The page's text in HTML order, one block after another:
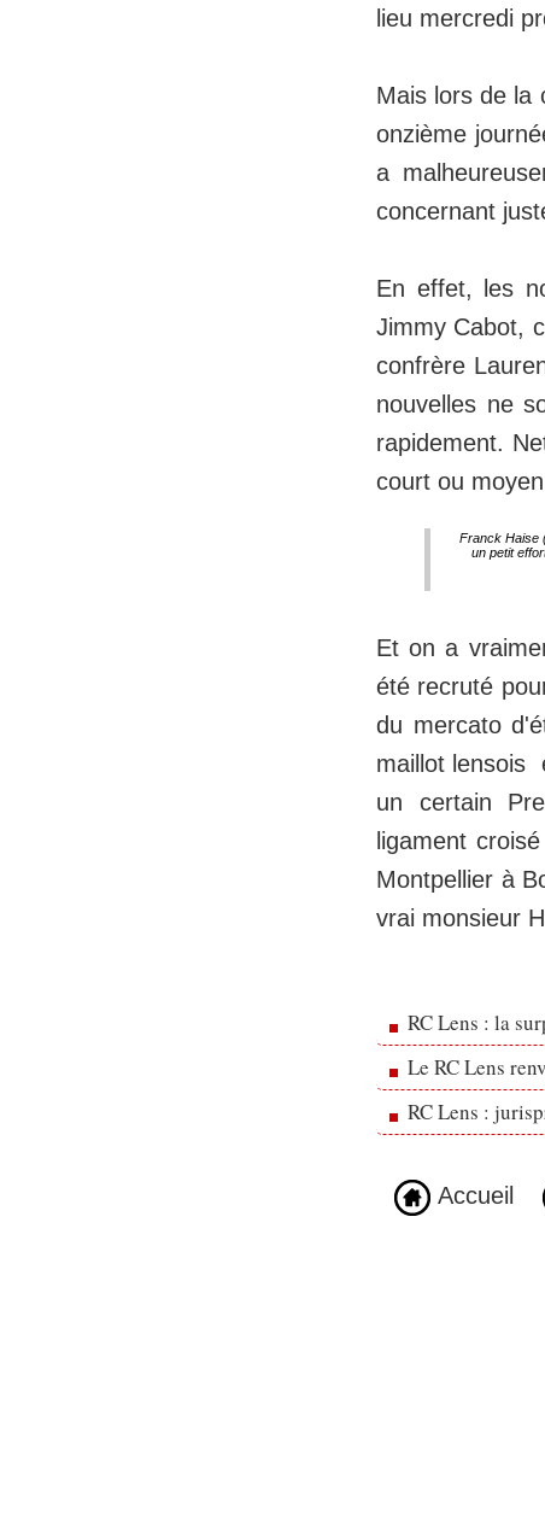
lieu mercredi
Mais lors de la
onzième
a
concernant
En effet, les
Jimmy Cabot,
confrère
nouvelles ne
rapidement.
court ou
Franck Haise
un petit
Et on a
été recruté
du mercato
maillot lensois
un certain
ligament
Montpellier à
vrai monsieur
RC Lens : la
Le RC Lens
RC Lens :
Accueil